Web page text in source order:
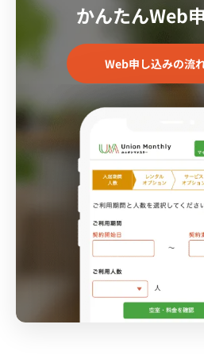
かんたんWeb
Web申し込みの流